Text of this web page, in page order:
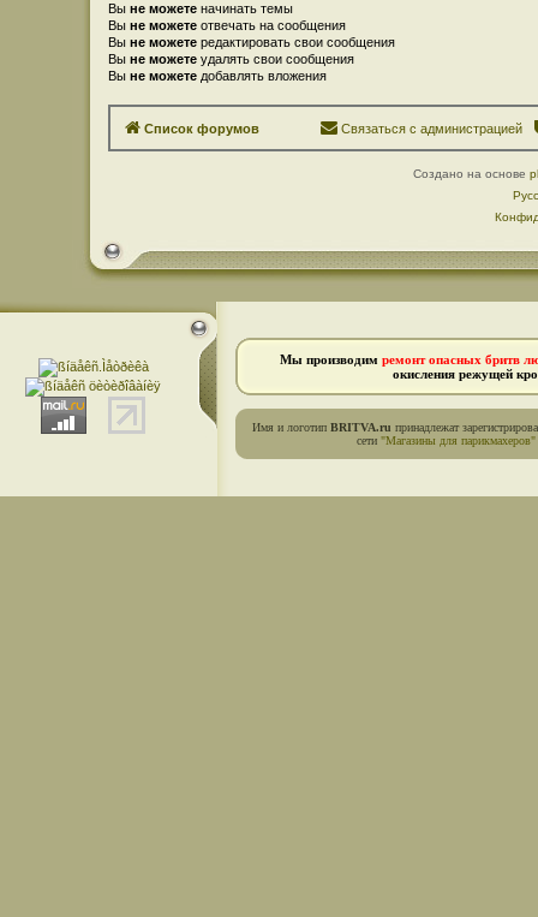
Вы не можете начинать темы
Вы не можете отвечать на сообщения
Вы не можете редактировать свои сообщения
Вы не можете удалять свои сообщения
Вы не можете добавлять вложения
Список форумов Связаться с администрацией
Создано на основе
Мы производим ремонт опасных бритв
окисления режущей
Имя и логотип BRITVA.ru принадлежат
сети "Магазины для парикмахеров"